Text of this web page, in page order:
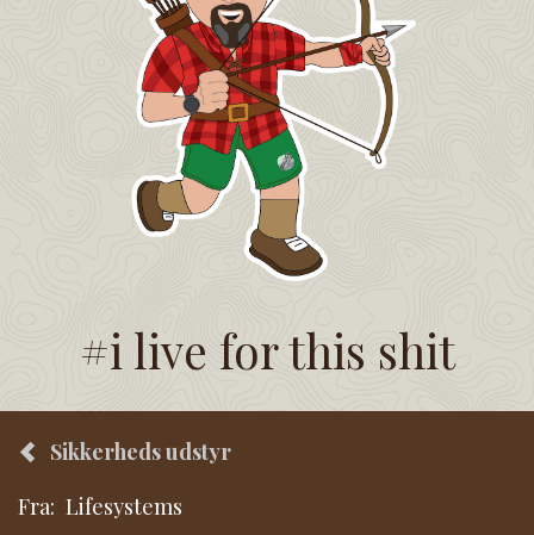
#i live for this shit
Sikkerheds udstyr
Fra: Lifesystems